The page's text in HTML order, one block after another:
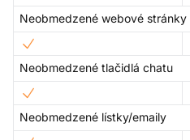
Neobmedzené webové stránky
Neobmedzené tlačidlá chatu
Neobmedzené lístky/emaily